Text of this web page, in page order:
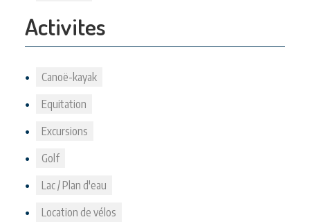
Activites
Canoë-kayak
Equitation
Excursions
Golf
Lac / Plan d'eau
Location de vélos